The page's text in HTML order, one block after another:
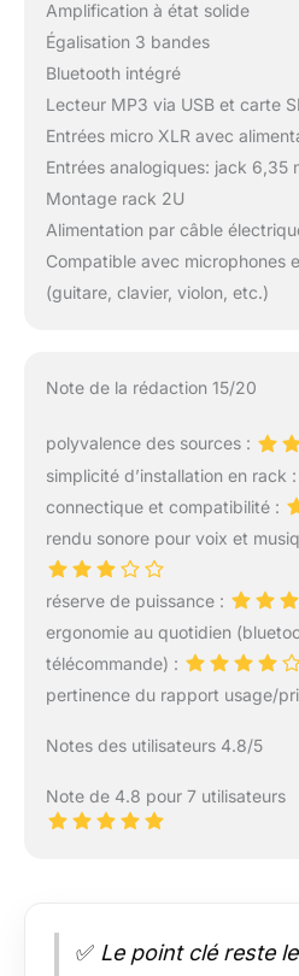
Amplification à état solide
Égalisation 3 bandes
Bluetooth intégré
Lecteur MP3 via USB et carte
Entrées micro XLR avec
Entrées analogiques: jack 6,35
Montage rack 2U
Alimentation par câble
Compatible avec microphones
(guitare, clavier, violon, etc.)
Note de la rédaction 15/20
polyvalence des sources :
simplicité d’installation en rack :
connectique et compatibilité :
rendu sonore pour voix et
réserve de puissance :
ergonomie au quotidien
télécommande) :
pertinence du rapport usage/
Notes des utilisateurs 4.8/5
Note de 4.8 pour 7 utilisateurs
✅ Le point clé reste